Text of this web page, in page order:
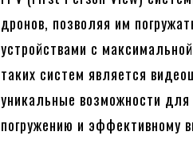
дронов, позволяя им
устройствами с
таких систем является
уникальные возможности
погружению и эффективному